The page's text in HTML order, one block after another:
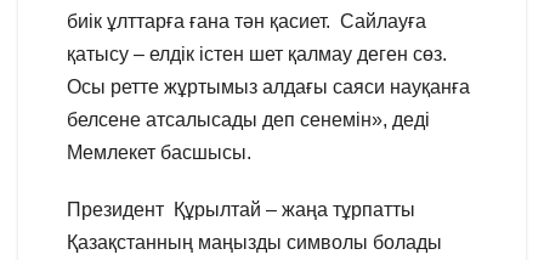
биік ұлттарға ғана тән қасиет. Сайлауға
қатысу – елдік істен шет қалмау деген сөз.
Осы ретте жұртымыз алдағы саяси науқанға
белсене атсалысады деп сенемін», деді
Мемлекет басшысы.
Президент Құрылтай – жаңа тұрпатты
Қазақстанның маңызды символы болады